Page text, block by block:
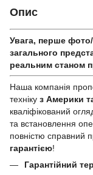
Опис
Увага, перше
загального
реальним станом
Наша компанія
техніку з Америки
кваліфікований
та встановлення
повністю справний
гарантією!
Гарантійний